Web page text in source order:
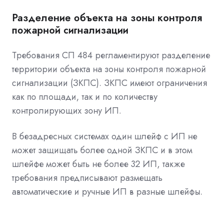
Разделение объекта на зоны контроля
пожарной сигнализации
Требования СП 484 регламентируют разделение
территории объекта на зоны контроля пожарной
сигнализации (ЗКПС). ЗКПС имеют ограничения
как по площади, так и по количеству
контролирующих зону ИП.
В безадресных системах один шлейф с ИП не
может защищать более одной ЗКПС и в этом
шлейфе может быть не более 32 ИП, также
требования предписывают размещать
автоматические и ручные ИП в разные шлейфы.